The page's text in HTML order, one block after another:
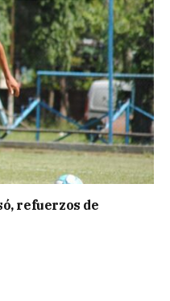
refuerzos de